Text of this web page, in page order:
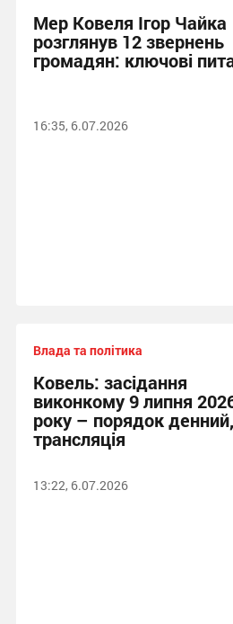
Мер Ковеля Ігор Чайка
розглянув 12 звернень
громадян: ключові
16:35, 6.07.2026
Влада та політика
Ковель: засідання
виконкому 9 липня
року – порядок денний,
трансляція
13:22, 6.07.2026